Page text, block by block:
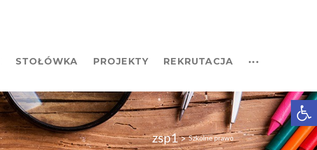
STOŁÓWKA PROJEKTY REKRUTACJA ···
zsp1 > Szkolne prawo